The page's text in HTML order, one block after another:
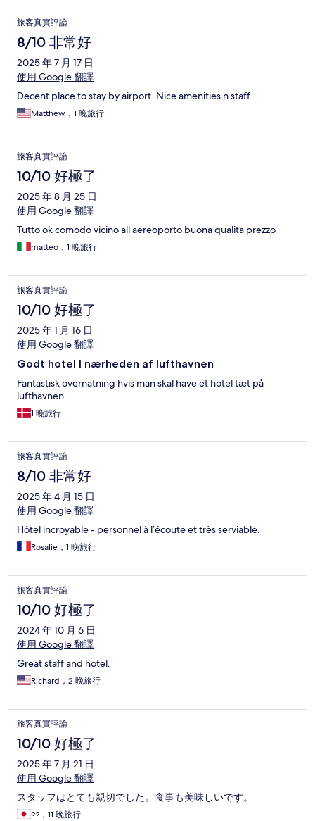
旅客真實評論
8/10 非常好
2025 年 7 月 17 日
使用 Google 翻譯
Decent place to stay by airport. Nice amenities n staff
Matthew，1 晚旅行
旅客真實評論
10/10 好極了
2025 年 8 月 25 日
使用 Google 翻譯
Tutto ok comodo vicino all aereoporto buona qualita prezzo
matteo，1 晚旅行
旅客真實評論
10/10 好極了
2025 年 1 月 16 日
使用 Google 翻譯
Godt hotel l nærheden af lufthavnen
Fantastisk overnatning hvis man skal have et hotel tæt på
lufthavnen.
1 晚旅行
旅客真實評論
8/10 非常好
2025 年 4 月 15 日
使用 Google 翻譯
Hôtel incroyable - personnel à l’écoute et très serviable.
Rosalie，1 晚旅行
旅客真實評論
10/10 好極了
2024 年 10 月 6 日
使用 Google 翻譯
Great staff and hotel.
Richard，2 晚旅行
旅客真實評論
10/10 好極了
2025 年 7 月 21 日
使用 Google 翻譯
スタッフはとても親切でした。食事も美味しいです。
??，11 晚旅行